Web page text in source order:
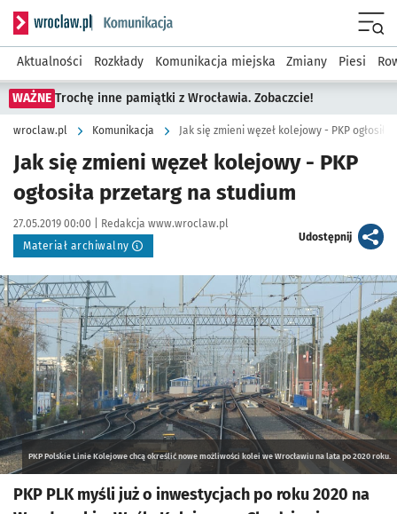
Serwis informacyjny wroclaw.pl podserwis: Komunikacja
Aktualności Rozkłady Komunikacja miejska Zmiany Piesi
WAŻNE Trochę inne pamiątki z Wrocławia. Zobaczcie!
wroclaw.pl Komunikacja Jak się zmieni węzeł kolejowy - PKP
Jak się zmieni węzeł kolejowy - PKP
ogłosiła przetarg na studium
Data publikacji:
27.05.2019 00:00 | Autor:
Redakcja www.wroclaw.pl
Materiał archiwalny
Udostępnijartykuł
Kliknij, aby powiększyć
PKP Polskie Linie Kolejowe chcą określić nowe możliwości kolei we Wrocławiu na lata po 2020 roku.
PKP PLK myśli już o inwestycjach po roku 2020 na